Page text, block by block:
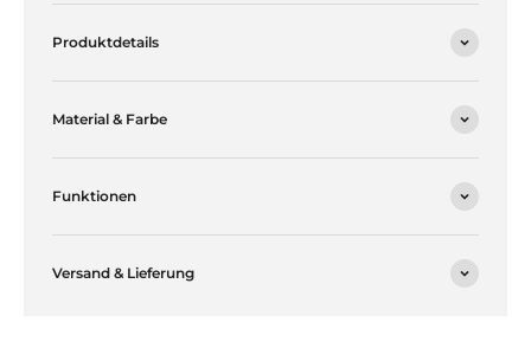
Produktdetails
Material & Farbe
Funktionen
Versand & Lieferung